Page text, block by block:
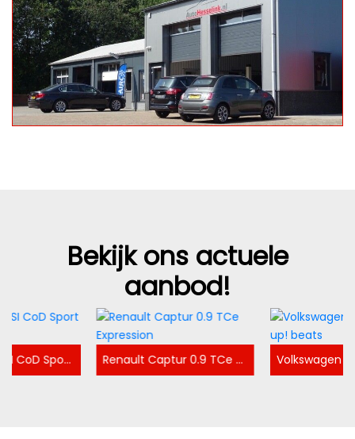
Bekijk ons actuele
aanbod!
Renault Captur 0.9 TCe Expression